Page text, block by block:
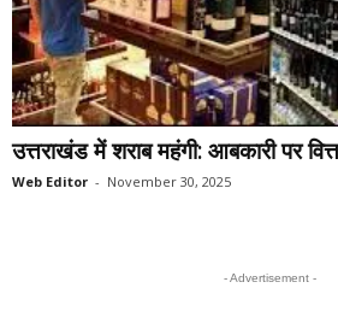
उत्तराखंड में शराब महंगी: आबकारी पर
Web Editor - November 30, 2025
- Advertisement -